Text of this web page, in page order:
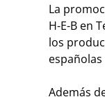
La
H-E-B en
los
Además